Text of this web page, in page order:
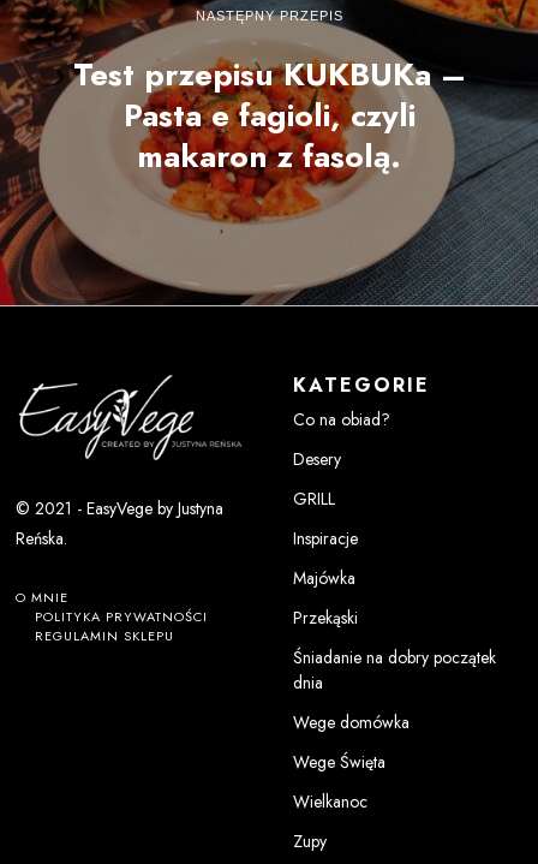
NASTĘPNY PRZEPIS
Test przepisu KUKBUKa –
Pasta e fagioli, czyli
makaron z fasolą.
© 2021 - EasyVege by Justyna
Reńska.
O MNIE
POLITYKA PRYWATNOŚCI
REGULAMIN SKLEPU
KATEGORIE
Co na obiad?
Desery
GRILL
Inspiracje
Majówka
Przekąski
Śniadanie na dobry początek
dnia
Wege domówka
Wege Święta
Wielkanoc
Zupy